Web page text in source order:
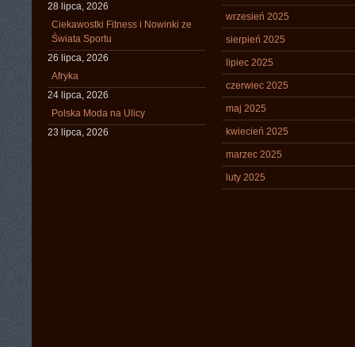
28 lipca, 2026
Ciekawostki Fitness i Nowinki ze
Świata Sportu
26 lipca, 2026
Afryka
24 lipca, 2026
Polska Moda na Ulicy
23 lipca, 2026
wrzesień 2025
sierpień 2025
lipiec 2025
czerwiec 2025
maj 2025
kwiecień 2025
marzec 2025
luty 2025